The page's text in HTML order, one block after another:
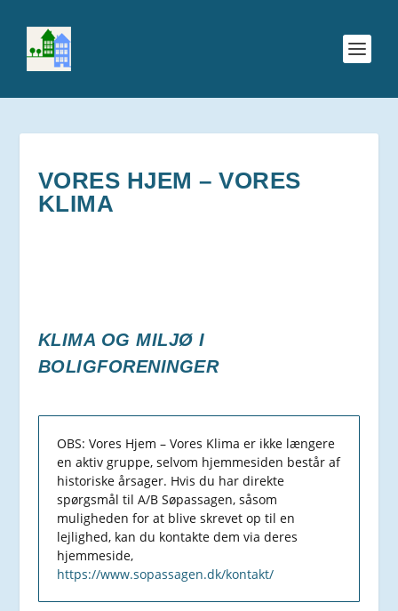
VORES HJEM – VORES
KLIMA
KLIMA OG MILJØ I
BOLIGFORENINGER
OBS: Vores Hjem – Vores Klima er ikke længere
en aktiv gruppe, selvom hjemmesiden består af
historiske årsager. Hvis du har direkte
spørgsmål til A/B Søpassagen, såsom
muligheden for at blive skrevet op til en
lejlighed, kan du kontakte dem via deres
hjemmeside,
https://www.sopassagen.dk/kontakt/